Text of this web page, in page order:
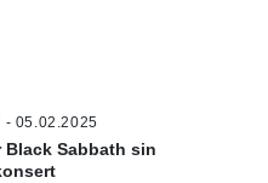
- 05.02.2025
Black Sabbath sin